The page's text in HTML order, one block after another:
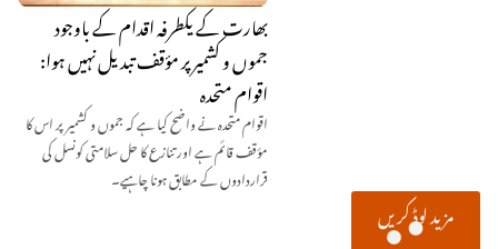
بھارت کے یکطرفہ اقدام کے باوجود
جموں و کشمیر پر مؤقف تبدیل نہیں ہوا:
اقوام متحدہ
اقوام متحدہ نے واضح کیا ہے کہ جموں و کشمیر پر اس کا
مؤقف قائم ہے اور تنازع کا حل سلامتی کونسل کی
قراردادوں کے مطابق ہونا چاہیے۔
مزید لوڈ کریں